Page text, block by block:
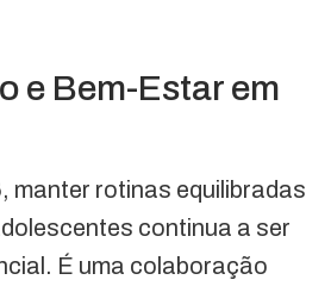
e Bem-Estar em
manter rotinas equilibradas
continua a ser
É uma colaboração